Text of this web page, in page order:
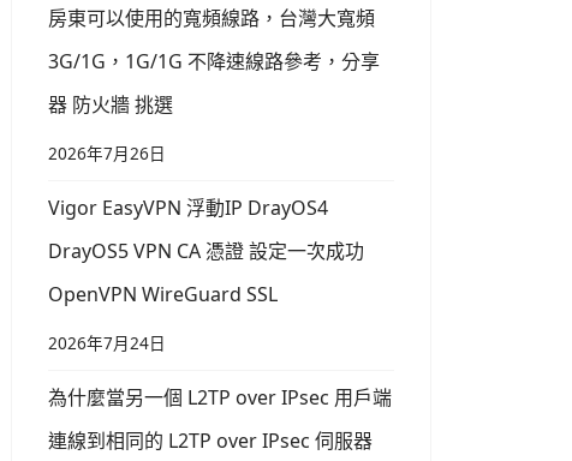
房東可以使用的寬頻線路，台灣大寬頻
3G/1G，1G/1G 不降速線路參考，分享
器 防火牆 挑選
2026年7月26日
Vigor EasyVPN 浮動IP DrayOS4
DrayOS5 VPN CA 憑證 設定一次成功
OpenVPN WireGuard SSL
2026年7月24日
為什麼當另一個 L2TP over IPsec 用戶端
連線到相同的 L2TP over IPsec 伺服器